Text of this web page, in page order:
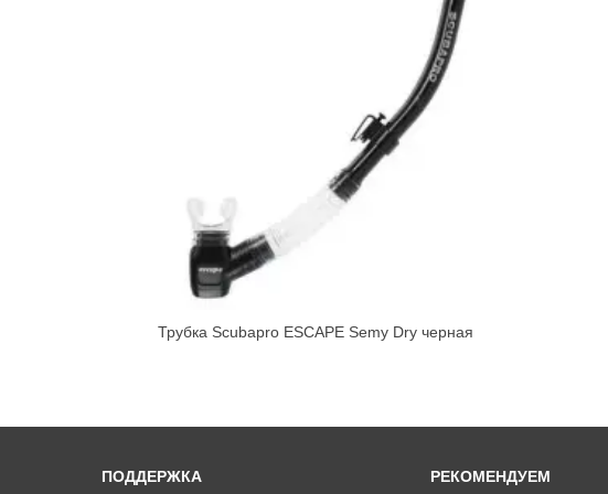
Трубка Scubapro ESCAPE Semy Dry черная
ПОДДЕРЖКА РЕКОМЕНДУЕМ